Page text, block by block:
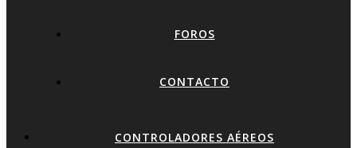
FOROS
CONTACTO
CONTROLADORES AÉREOS